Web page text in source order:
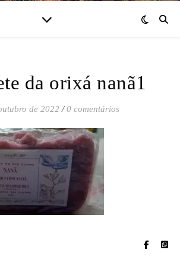
da orixá nanã1
de 2022 / 0 comentários